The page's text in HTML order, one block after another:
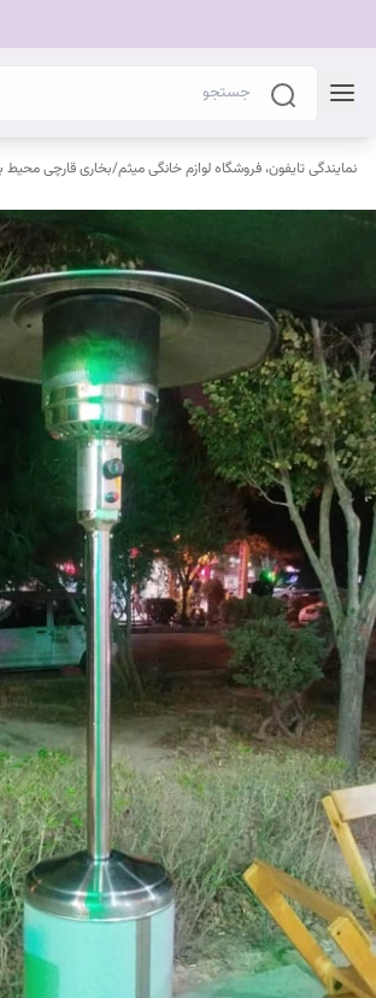
نمایندگی تایفون، فروشگاه لوازم خانگی میثم/بخاری قارچی محیط